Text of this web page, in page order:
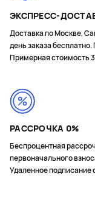
ЭКСПРЕСС-
Доставка по Москве,
день заказа
Примерная стоимость
РАССРОЧКА 0%
Беспроцентная
первоначального
Удаленное подписание